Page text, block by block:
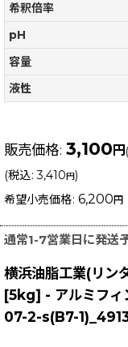
希釈倍率
pH
容量
液性
販売価格: 3,100 円
(税込: 3,410 円)
希望小売価格: 6,200 円
通常1-7営業日に発送
横浜油脂工業(リン
[5kg] - アルミフィ
07-2-s(B7-